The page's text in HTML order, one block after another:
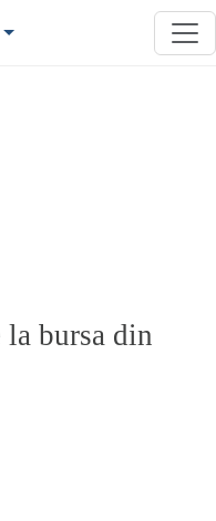
bursa din